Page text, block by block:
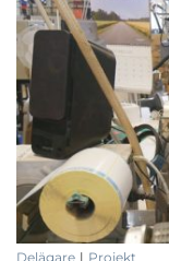
Delägare | Projekt